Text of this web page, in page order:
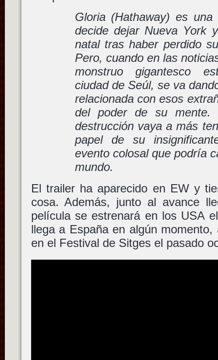
Gloria (Hathaway) es
decide dejar Nueva York
natal tras haber perdido
Pero, cuando en las
monstruo gigantesco
ciudad de Seúl, se va
relacionada con esos
del poder de su mente.
destrucción vaya a más
papel de su
evento colosal que podría
mundo.
El trailer ha aparecido en EW y
cosa. Además, junto al avance
película se estrenará en los USA
llega a España en algún
en el Festival de Sitges el pasado